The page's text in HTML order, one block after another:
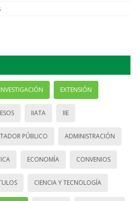
INVESTIGACIÓN EXTENSIÓN
IIATA IIE
PÚBLICO ADMINISTRACIÓN
ECONOMÍA CONVENIOS
CIENCIA Y TECNOLOGÍA